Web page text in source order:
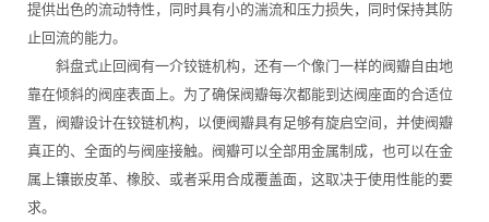
提供出色的流动特性，同时具有小的湍流和压力损失，同时保持其防
止回流的能力。
斜盘式止回阀有一介铰链机构，还有一个像门一样的阀瓣自由地
靠在倾斜的阀座表面上。为了确保阀瓣每次都能到达阀座面的合适位
置，阀瓣设计在铰链机构，以便阀瓣具有足够有旋启空间，并使阀瓣
真正的、全面的与阀座接触。阀瓣可以全部用金属制成，也可以在金
属上镶嵌皮革、橡胶、或者采用合成覆盖面，这取决于使用性能的要
求。